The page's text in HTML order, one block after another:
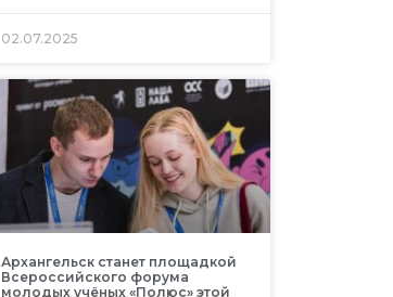
02.07.2025
Архангельск станет площадкой
Всероссийского форума
молодых учёных «Полюс» этой